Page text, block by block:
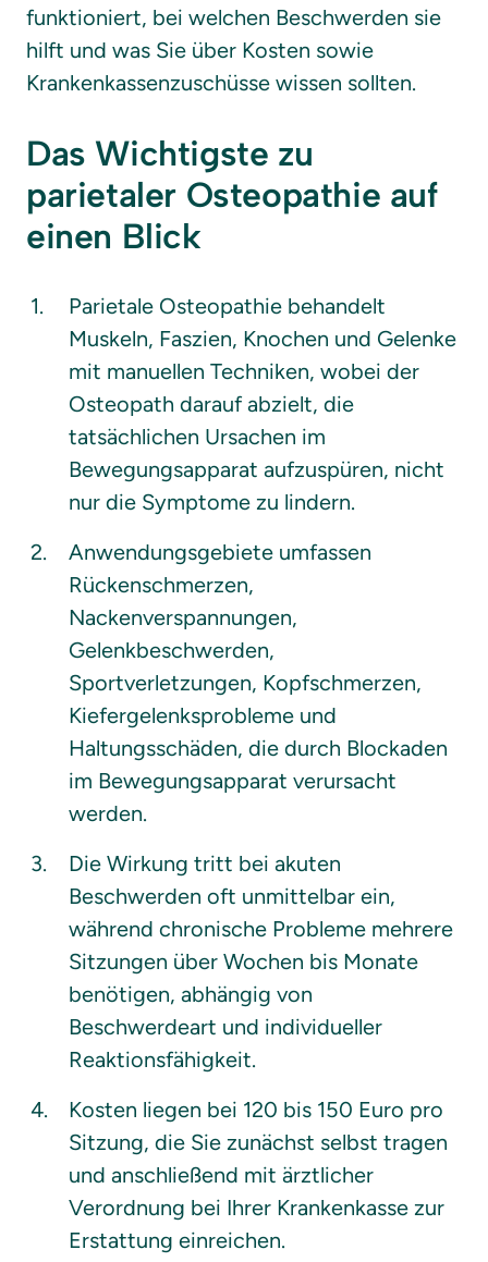
funktioniert, bei welchen Beschwerden sie
hilft und was Sie über Kosten sowie
Krankenkassenzuschüsse wissen sollten.
Das Wichtigste zu
parietaler Osteopathie auf
einen Blick
Parietale Osteopathie behandelt
Muskeln, Faszien, Knochen und Gelenke
mit manuellen Techniken, wobei der
Osteopath darauf abzielt, die
tatsächlichen Ursachen im
Bewegungsapparat aufzuspüren, nicht
nur die Symptome zu lindern.
Anwendungsgebiete umfassen
Rückenschmerzen,
Nackenverspannungen,
Gelenkbeschwerden,
Sportverletzungen, Kopfschmerzen,
Kiefergelenksprobleme und
Haltungsschäden, die durch Blockaden
im Bewegungsapparat verursacht
werden.
Die Wirkung tritt bei akuten
Beschwerden oft unmittelbar ein,
während chronische Probleme mehrere
Sitzungen über Wochen bis Monate
benötigen, abhängig von
Beschwerdeart und individueller
Reaktionsfähigkeit.
Kosten liegen bei 120 bis 150 Euro pro
Sitzung, die Sie zunächst selbst tragen
und anschließend mit ärztlicher
Verordnung bei Ihrer Krankenkasse zur
Erstattung einreichen.